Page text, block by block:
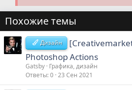
Похожие темы
Дизайн
Photoshop Actions
Gatsby Графика, дизайн
Ответы 0 23 Сен 2021